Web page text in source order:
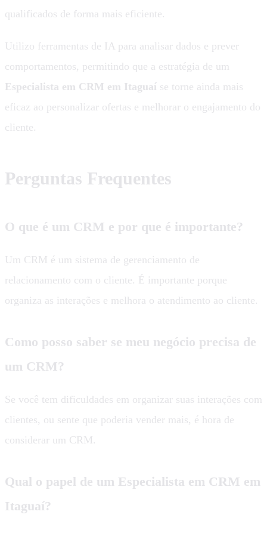
qualificados de forma mais eficiente.
Utilizo ferramentas de IA para analisar dados e prever
comportamentos, permitindo que a estratégia de um
Especialista em CRM em Itaguaí se torne ainda mais
eficaz ao personalizar ofertas e melhorar o engajamento do
cliente.
Perguntas Frequentes
O que é um CRM e por que é importante?
Um CRM é um sistema de gerenciamento de
relacionamento com o cliente. É importante porque
organiza as interações e melhora o atendimento ao cliente.
Como posso saber se meu negócio precisa de
um CRM?
Se você tem dificuldades em organizar suas interações com
clientes, ou sente que poderia vender mais, é hora de
considerar um CRM.
Qual o papel de um Especialista em CRM em
Itaguaí?